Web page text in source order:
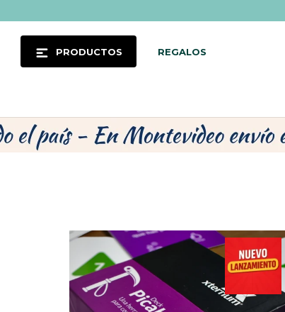
PRODUCTOS REGALOS